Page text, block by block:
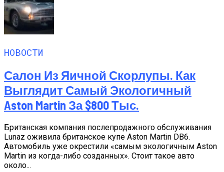
НОВОСТИ
Салон Из Яичной Скорлупы. Как
Выглядит Самый Экологичный
Aston Martin За $800 Тыс.
Британская компания послепродажного обслуживания
Lunaz оживила британское купе Aston Martin DB6.
Автомобиль уже окрестили «самым экологичным Aston
Martin из когда-либо созданных». Стоит такое авто
около...